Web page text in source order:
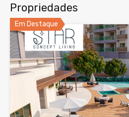
Propriedades
Em Destaque